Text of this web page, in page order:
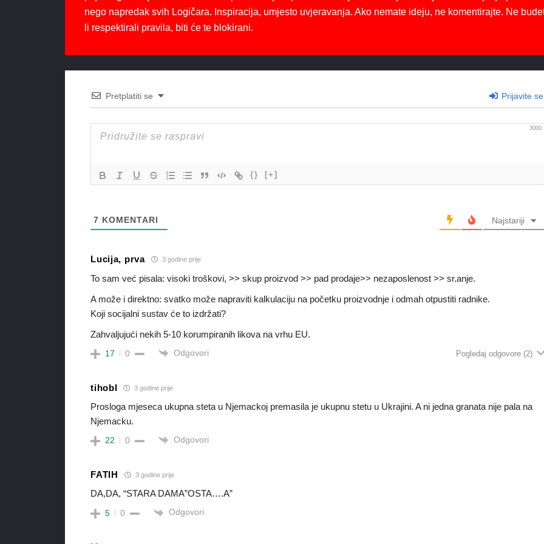
nego napredak svih Logičara. Inspiracija, umjesto uvjeravanja. Ako nemate ideju, ne komentirajte. Ne
li respektirali pravila, biti će te blokirani.
Pretplatiti se Prijavite se
3000
{} [+]
7 KOMENTARI Najstariji
Lucija, prva 3 godine prije
To sam već pisala: visoki troškovi, >> skup proizvod >> pad prodaje>> nezaposlenost >> sr.anje.
A može i direktno: svatko može napraviti kalkulaciju na početku proizvodnje i odmah otpustiti radnike.
Koji socijalni sustav će to izdržati?
Zahvaljujući nekih 5-10 korumpiranih likova na vrhu EU.
17 0 Odgovori Pogledaj odgovore (2)
tihobl 3 godine prije
Prosloga mjeseca ukupna steta u Njemackoj premasila je ukupnu stetu u Ukrajini. A ni jedna granata nije pala na
Njemacku.
22 0 Odgovori
FATIH 3 godine prije
DA,DA, “STARA DAMA”OSTA….A”
5 0 Odgovori